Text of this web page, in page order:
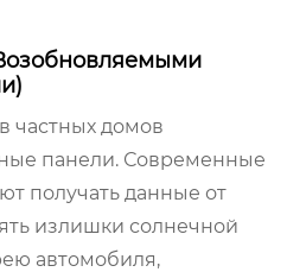
частных домов
панели. Современные
получать данные от
излишки солнечной
автомобиля,